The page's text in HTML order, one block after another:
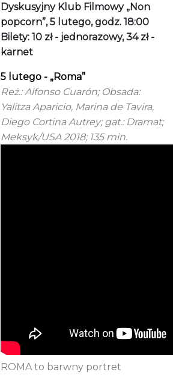
Dyskusyjny Klub Filmowy „Non
popcorn”, 5 lutego, godz. 18:00
Bilety: 10 zł - jednorazowy, 34 zł -
karnet
5 lutego - „Roma”
Reż.: Alfonso Cuarón; Obsada:
Yalitza Aparicio, Marina de Tavira,
Diego Cortina Autrey; gat.: Dramat;
Meksyk/USA 2018; 135 min.
ROMA to barwny portret